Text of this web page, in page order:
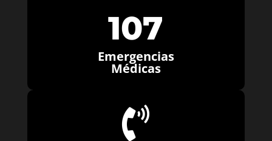
107
Emergencias
Médicas
